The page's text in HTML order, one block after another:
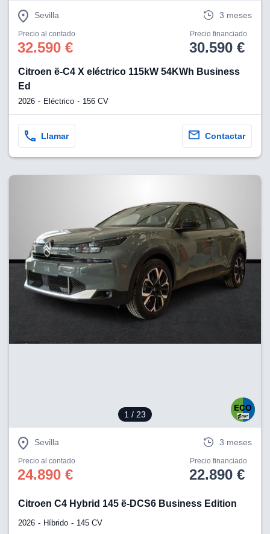
Sevilla 3 meses
Precio al contado
32.590 €
Precio financiado
30.590 €
Citroen ë-C4 X eléctrico 115kW 54KWh Business
Ed
2026 Eléctrico 156 CV
Llamar Contactar
1 / 23
Sevilla 3 meses
Precio al contado
24.890 €
Precio financiado
22.890 €
Citroen C4 Hybrid 145 ë-DCS6 Business Edition
2026 Híbrido 145 CV